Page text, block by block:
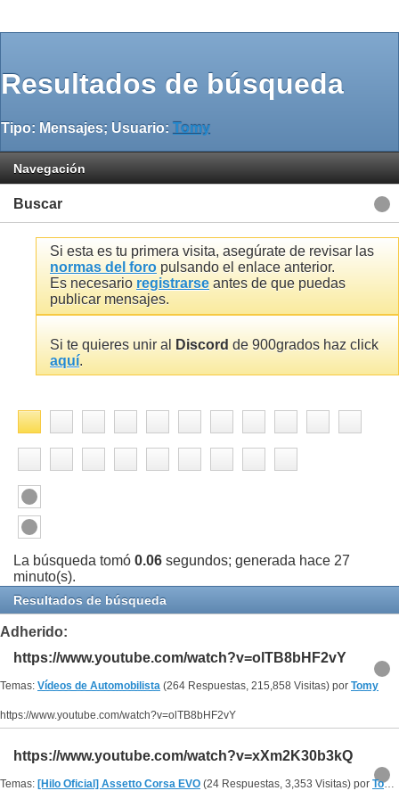
Resultados de búsqueda
Tipo: Mensajes; Usuario:
Navegación
Buscar
Si esta es tu primera visita, asegúrate de revisar las
normas del foropulsando el enlace anterior.
Es necesarioregistrarseantes de que puedas
publicar mensajes.
La búsqueda tomó0.06segundos; generada hace 27
minuto(s).
Resultados de búsqueda
Adherido:
https://www.youtube.com/watch?v=olTB8bHF2vY
Temas: Vídeos de Automobilista (264 Respuestas, 215,858 Visitas) por
https://www.youtube.com/watch?v=olTB8bHF2vY
https://www.youtube.com/watch?v=xXm2K30b3kQ